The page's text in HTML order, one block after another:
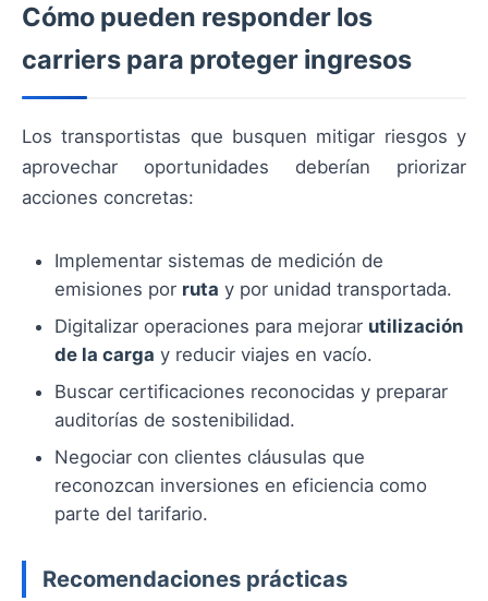
Cómo pueden responder los
carriers para proteger ingresos
Los transportistas que busquen mitigar riesgos y
aprovechar oportunidades deberían priorizar
acciones concretas:
Implementar sistemas de medición de
emisiones por ruta y por unidad transportada.
Digitalizar operaciones para mejorar utilización
de la carga y reducir viajes en vacío.
Buscar certificaciones reconocidas y preparar
auditorías de sostenibilidad.
Negociar con clientes cláusulas que
reconozcan inversiones en eficiencia como
parte del tarifario.
Recomendaciones prácticas